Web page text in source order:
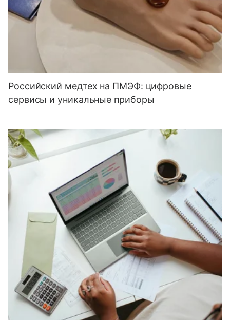
Российский медтех на ПМЭФ: цифровые
сервисы и уникальные приборы